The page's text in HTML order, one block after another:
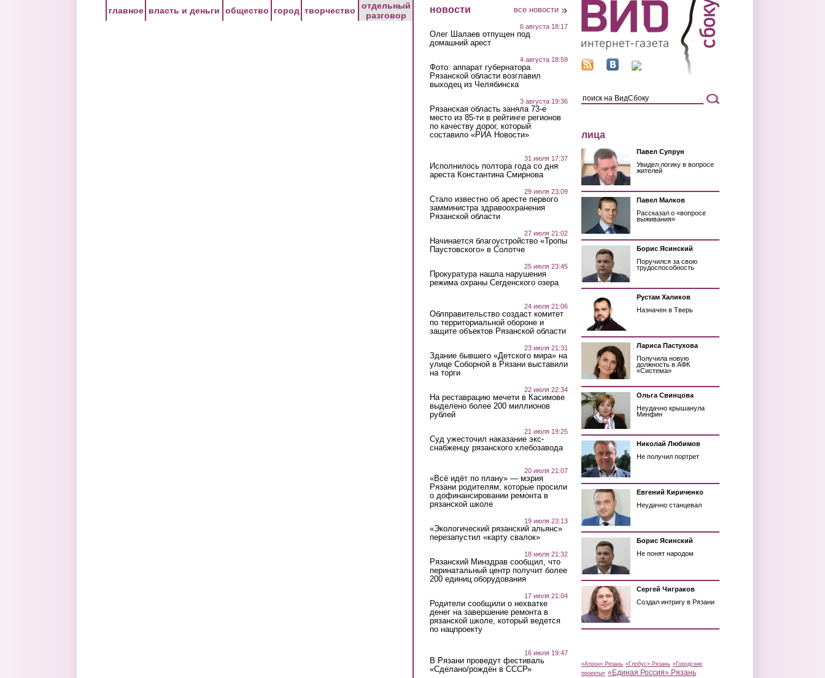
главное власть и деньги общество город творчество
отдельный
разговор
новости все новости
6 августа 18:17
Олег Шалаев отпущен под
домашний арест
4 августа 18:59
Фото: аппарат губернатора
Рязанской области возглавил
выходец из Челябинска
3 августа 19:36
Рязанская область заняла 73-е
место из 85-ти в рейтинге регионов
по качеству дорог, который
составило «РИА Новости»
31 июля 17:37
Исполнилось полтора года со дня
ареста Константина Смирнова
29 июля 23:09
Стало известно об аресте первого
замминистра здравоохранения
Рязанской области
27 июля 21:02
Начинается благоустройство «Тропы
Паустовского» в Солотче
25 июля 23:45
Прокуратура нашла нарушения
режима охраны Сегденского озера
24 июля 21:06
Облправительство создаст комитет
по территориальной обороне и
защите объектов Рязанской области
23 июля 21:31
Здание бывшего «Детского мира» на
улице Соборной в Рязани выставили
на торги
22 июля 22:34
На реставрацию мечети в Касимове
выделено более 200 миллионов
рублей
21 июля 19:25
Суд ужесточил наказание экс-
снабженцу рязанского хлебозавода
20 июля 21:07
«Всё идёт по плану» — мэрия
Рязани родителям, которые просили
о дофинансировании ремонта в
рязанской школе
19 июля 23:13
«Экологический рязанский альянс»
перезапустил «карту свалок»
18 июля 21:32
Рязанский Минздрав сообщил, что
перинатальный центр получит более
200 единиц оборудования
17 июля 21:04
Родители сообщили о нехватке
денег на завершение ремонта в
рязанской школе, который ведется
по нацпроекту
16 июля 19:47
В Рязани проведут фестиваль
«Сделано/рождён в СССР»
лица
Павел Супрун
Увидел логику в вопросе
жителей
Павел Малков
Рассказал о «вопросе
выживания»
Борис Ясинский
Поручился за свою
трудоспособность
Рустам Халиков
Назначен в Тверь
Лариса Пастухова
Получила новую
должность в АФК
«Система»
Ольга Свинцова
Неудачно крышанула
Минфин
Николай Любимов
Не получил портрет
Евгений Кириченко
Неудачно станцевал
Борис Ясинский
Не понят народом
Сергей Чиграков
Создал интригу в Рязани
«Атрон» Рязань «Глобус» Рязань «Городские
проекты» «Единая Россия» Рязань